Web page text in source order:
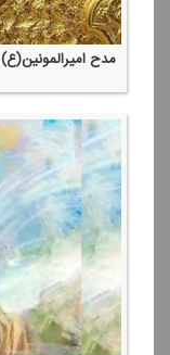
مدح امیرالمونین(ع)